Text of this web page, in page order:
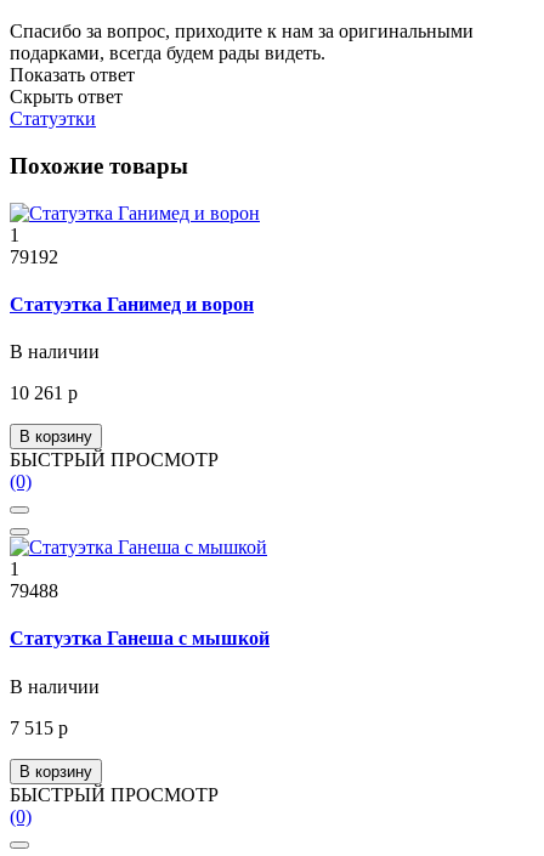
Спасибо за вопрос, приходите к нам за оригинальными
подарками, всегда будем рады видеть.
Показать ответ
Скрыть ответ
Статуэтки
Похожие товары
1
79192
Статуэтка Ганимед и ворон
В наличии
10 261 р
В корзину
БЫСТРЫЙ ПРОСМОТР
(0)
1
79488
Статуэтка Ганеша с мышкой
В наличии
7 515 р
В корзину
БЫСТРЫЙ ПРОСМОТР
(0)